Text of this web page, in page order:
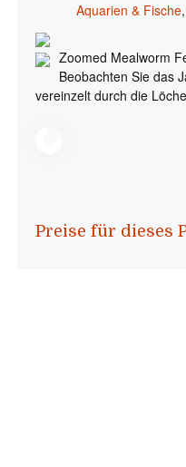
Aquarien & Fische,
Zoomed Mealworm
Beobachten Sie das
vereinzelt durch die
Preise für dieses